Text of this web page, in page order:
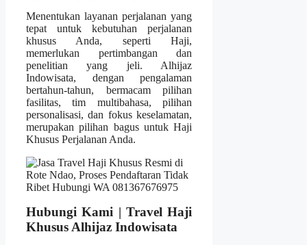
Menentukan layanan perjalanan yang
tepat untuk kebutuhan perjalanan
khusus Anda, seperti Haji,
memerlukan pertimbangan dan
penelitian yang jeli. Alhijaz
Indowisata, dengan pengalaman
bertahun-tahun, bermacam pilihan
fasilitas, tim multibahasa, pilihan
personalisasi, dan fokus keselamatan,
merupakan pilihan bagus untuk Haji
Khusus Perjalanan Anda.
Hubungi Kami | Travel Haji
Khusus Alhijaz Indowisata